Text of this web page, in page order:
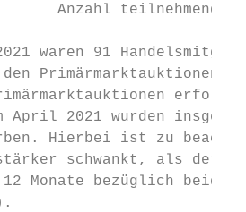
Anzahl teilnehmender
waren 91
den
April 2021 wurden
Hierbei ist zu
schwankt, als der
12 Monate bezüglich